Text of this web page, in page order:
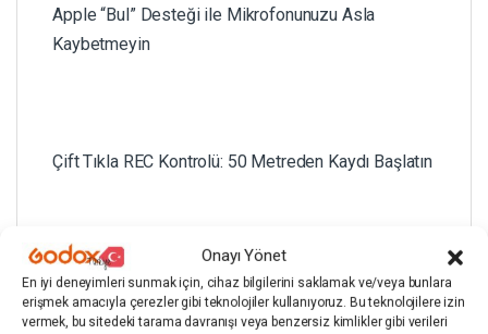
Onayı Yönet
En iyi deneyimleri sunmak için, cihaz bilgilerini saklamak ve/veya bunlara
erişmek amacıyla çerezler gibi teknolojiler kullanıyoruz. Bu teknolojilere izin
vermek, bu sitedeki tarama davranışı veya benzersiz kimlikler gibi verileri
Apple “Bul” Desteği ile Mikrofonunuzu Asla
Kaybetmeyin
Çift Tıkla REC Kontrolü: 50 Metreden Kaydı Başlatın
TEKNİK ÖZELLİKLER